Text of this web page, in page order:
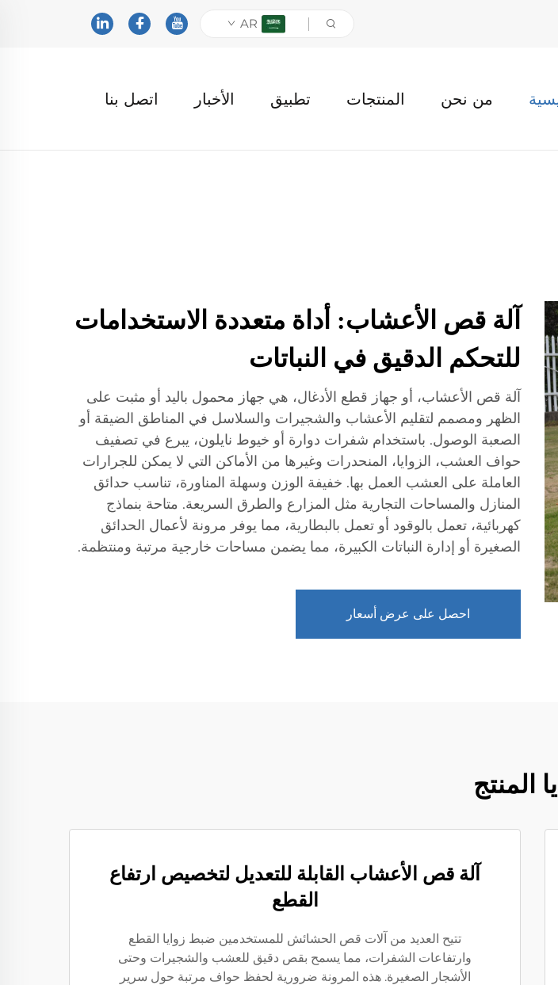
AR
من نحن المنتجات تطبيق الأخبار اتصل بنا
آلة قص الأعشاب: أداة متعددة الاستخدامات
للتحكم الدقيق في النباتات
آلة قص الأعشاب، أو جهاز قطع الأدغال، هي جهاز محمول باليد أو مثبت على
الظهر ومصمم لتقليم الأعشاب والشجيرات والسلاسل في المناطق الضيقة أو
الصعبة الوصول. باستخدام شفرات دوارة أو خيوط نايلون، يبرع في تصفيف
حواف العشب، الزوايا، المنحدرات وغيرها من الأماكن التي لا يمكن للجرارات
العاملة على العشب العمل بها. خفيفة الوزن وسهلة المناورة، تناسب حدائق
المنازل والمساحات التجارية مثل المزارع والطرق السريعة. متاحة بنماذج
كهربائية، تعمل بالوقود أو تعمل بالبطارية، مما يوفر مرونة لأعمال الحدائق
الصغيرة أو إدارة النباتات الكبيرة، مما يضمن مساحات خارجية مرتبة ومنتظمة.
احصل على عرض أسعار
المنتج
آلة قص الأعشاب القابلة للتعديل لتخصيص ارتفاع
القطع
تتيح العديد من آلات قص الحشائش للمستخدمين ضبط زوايا القطع
وارتفاعات الشفرات، مما يسمح بقص دقيق للعشب والشجيرات وحتى
الأشجار الصغيرة. هذه المرونة ضرورية لحفظ حواف مرتبة حول سرير